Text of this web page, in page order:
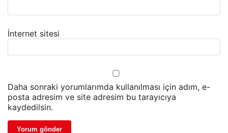
İnternet sitesi
Daha sonraki yorumlarımda kullanılması için adım, e-
posta adresim ve site adresim bu tarayıcıya
kaydedilsin.